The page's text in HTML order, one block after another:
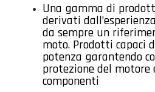
Una gamma di
derivati
da sempre un
moto. Prodotti capaci
potenza garantendo
protezione del motore
componenti